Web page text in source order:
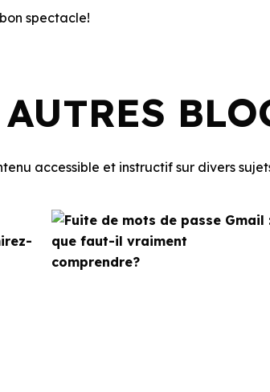
spectacle!
accessible et instructif sur divers